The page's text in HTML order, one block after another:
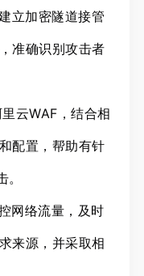
立加密隧道接管
准确识别攻击者
里云WAF，结合相
配置，帮助有针
网络流量，及时
来源，并采取相